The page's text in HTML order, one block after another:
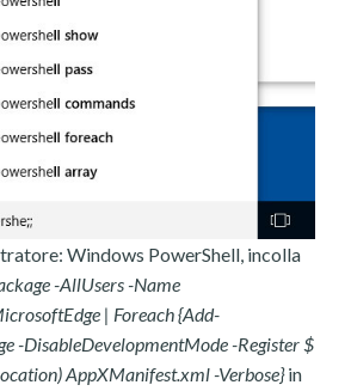
Windows PowerShell, incolla
-AllUsers -Name
| Foreach {Add-
-DisableDevelopmentMode -Register $
AppXManifest.xml -Verbose}in